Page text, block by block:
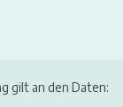
gilt an den Daten: